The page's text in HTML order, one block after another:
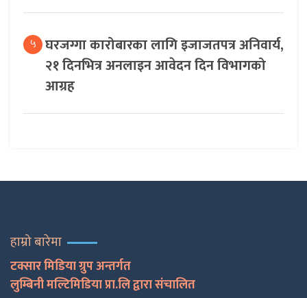
५ घरजग्गा कारोबारका लागि इजाजतपत्र अनिवार्य,
२१ दिनभित्र अनलाइन आवेदन दिन विभागको
आग्रह
हाम्रो बारेमा
टक्सार मिडिया ग्रुप अन्तर्गत
लुम्बिनी मल्टिमिडिया प्रा.लि द्वारा संचालित